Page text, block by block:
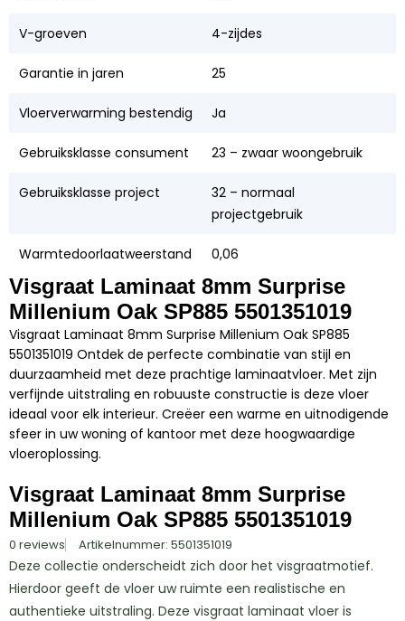
V-groeven 4-zijdes
Garantie in jaren 25
Vloerverwarming bestendig Ja
Gebruiksklasse consument 23 – zwaar woongebruik
Gebruiksklasse project
32 – normaal
projectgebruik
Warmtedoorlaatweerstand 0,06
Visgraat Laminaat 8mm Surprise
Millenium Oak SP885 5501351019
Visgraat Laminaat 8mm Surprise Millenium Oak SP885
5501351019 Ontdek de perfecte combinatie van stijl en
duurzaamheid met deze prachtige laminaatvloer. Met zijn
verfijnde uitstraling en robuuste constructie is deze vloer
ideaal voor elk interieur. Creëer een warme en uitnodigende
sfeer in uw woning of kantoor met deze hoogwaardige
vloeroplossing.
Visgraat Laminaat 8mm Surprise
Millenium Oak SP885 5501351019
0 reviews Artikelnummer: 5501351019
Deze collectie onderscheidt zich door het visgraatmotief.
Hierdoor geeft de vloer uw ruimte een realistische en
authentieke uitstraling. Deze visgraat laminaat vloer is